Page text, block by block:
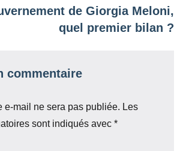
de Giorgia Meloni,
quel premier bilan ?
commentaire
e-mail ne sera pas publiée. Les
sont indiqués avec *